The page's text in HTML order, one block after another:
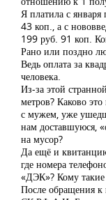
Я платила с
43 коп., а с
199 руб. 91 коп.
Рано или поздно
Ведь оплата за
человека.
Из-за этой
метров? Каково
с мужем, уже
нам доставшуюся,
на мусор?
Да ещё и
где номера
«ДЭК»? Кому
После обращения